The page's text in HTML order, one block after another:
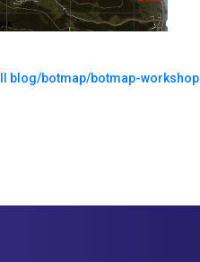
blog/botmap/botmap-workshop